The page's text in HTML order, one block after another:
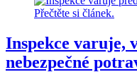
Inspekce varuje,
nebezpečné